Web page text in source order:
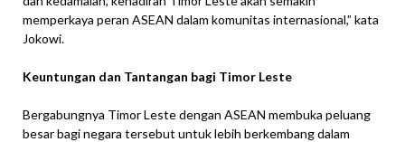
memperkaya peran ASEAN dalam komunitas internasional,” kata
Jokowi.
Keuntungan dan Tantangan bagi Timor Leste
Bergabungnya Timor Leste dengan ASEAN membuka peluang
besar bagi negara tersebut untuk lebih berkembang dalam